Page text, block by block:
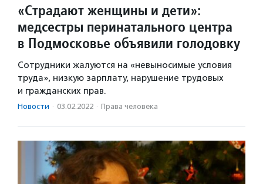
«Страдают женщины и дети»:
медсестры перинатального центра
в Подмосковье объявили голодовку
Сотрудники жалуются на «невыносимые условия
труда», низкую зарплату, нарушение трудовых
и гражданских прав.
Новости · 03.02.2022 · Права человека